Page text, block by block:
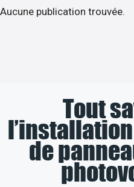
Aucune publication trouvée.
Tout
de